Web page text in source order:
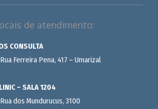
de atendimento:
CONSULTA
Ferreira Pena, 417 – Umarizal
– SALA 1204
dos Mundurucus, 3100